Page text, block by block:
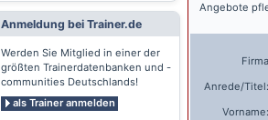
Anmeldung bei Trainer.de
Werden Sie Mitglied in einer der
größten Trainerdatenbanken und -
communities Deutschlands!
als Trainer anmelden
Angebote
Firma
Anrede/Titel:
Vorname: